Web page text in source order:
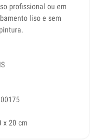
profissional ou em
liso e sem
x 20 cm